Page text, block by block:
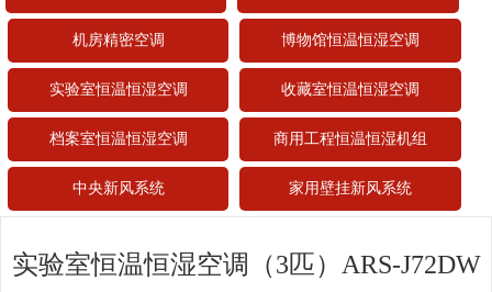
机房精密空调 博物馆恒温恒湿空调
实验室恒温恒湿空调 收藏室恒温恒湿空调
档案室恒温恒湿空调 商用工程恒温恒湿机组
中央新风系统 家用壁挂新风系统
实验室恒温恒湿空调（3匹）ARS-J72DW